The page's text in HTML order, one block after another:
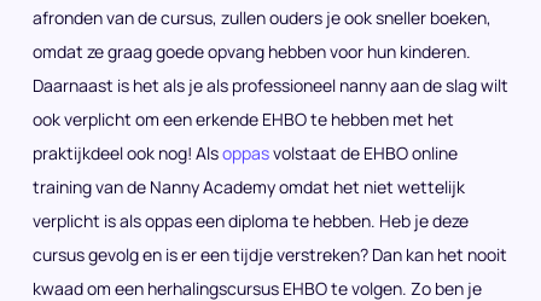
afronden van de cursus, zullen ouders je ook sneller boeken,
omdat ze graag goede opvang hebben voor hun kinderen.
Daarnaast is het als je als professioneel nanny aan de slag wilt
ook verplicht om een erkende EHBO te hebben met het
praktijkdeel ook nog! Alsoppasvolstaat de EHBO online
training van de Nanny Academy omdat het niet wettelijk
verplicht is als oppas een diploma te hebben. Heb je deze
cursus gevolg en is er een tijdje verstreken? Dan kan het nooit
kwaad om een herhalingscursus EHBO te volgen. Zo ben je